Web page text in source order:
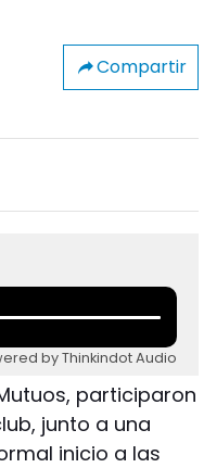
Compartir
by Thinkindot Audio
participaron
junto a una
inicio a las